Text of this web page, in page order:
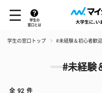
学生の
窓口とは
学生の窓口トップ #未経験＆初心者歓迎
#未経験
全 92 件